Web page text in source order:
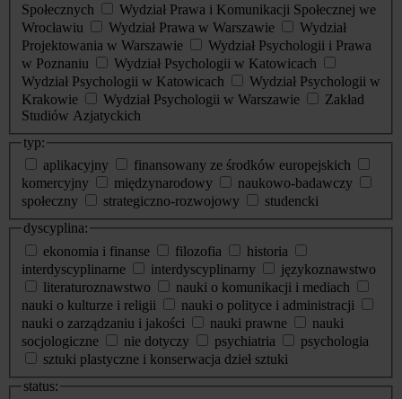
Społecznych
Wydział Prawa i Komunikacji Społecznej we
Wrocławiu
Wydział Prawa w Warszawie
Wydział
Projektowania w Warszawie
Wydział Psychologii i Prawa
w Poznaniu
Wydział Psychologii w Katowicach
Wydział Psychologii w Katowicach
Wydział Psychologii w
Krakowie
Wydział Psychologii w Warszawie
Zakład
Studiów Azjatyckich
typ:
aplikacyjny
finansowany ze środków europejskich
komercyjny
międzynarodowy
naukowo-badawczy
społeczny
strategiczno-rozwojowy
studencki
dyscyplina:
ekonomia i finanse
filozofia
historia
interdyscyplinarne
interdyscyplinarny
językoznawstwo
literaturoznawstwo
nauki o komunikacji i mediach
nauki o kulturze i religii
nauki o polityce i administracji
nauki o zarządzaniu i jakości
nauki prawne
nauki
socjologiczne
nie dotyczy psychiatria
psychologia
sztuki plastyczne i konserwacja dzieł sztuki
status: